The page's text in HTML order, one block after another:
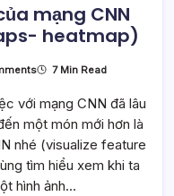
mạng CNN
heatmap)
On
Theo
Cách
Của
Mạng
CNN
(visualize
Feature
Maps-
7 Min Read
với mạng CNN đã lâu
một món mới hơn là
nhé (visualize feature
tìm hiểu xem khi ta
hình ảnh…